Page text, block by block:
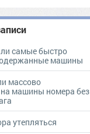
самые быстро
машины
массово
машины номера без
утепляться